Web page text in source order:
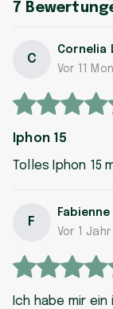
7
C
Cornelia
Vor 11
Iphon 15
Tolles Iphon 15
F
Vor 1 Jahr
Ich habe mir